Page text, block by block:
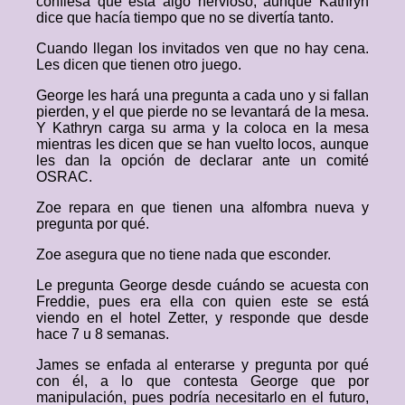
dice que hacía tiempo que no se divertía tanto.
Cuando llegan los invitados ven que no hay cena.
Les dicen que tienen otro juego.
George les hará una pregunta a cada uno y si fallan
pierden, y el que pierde no se levantará de la mesa.
Y Kathryn carga su arma y la coloca en la mesa
mientras les dicen que se han vuelto locos, aunque
les dan la opción de declarar ante un comité
OSRAC.
Zoe repara en que tienen una alfombra nueva y
pregunta por qué.
Zoe asegura que no tiene nada que esconder.
Le pregunta George desde cuándo se acuesta con
Freddie, pues era ella con quien este se está
viendo en el hotel Zetter, y responde que desde
hace 7 u 8 semanas.
James se enfada al enterarse y pregunta por qué
con él, a lo que contesta George que por
manipulación, pues podría necesitarlo en el futuro,